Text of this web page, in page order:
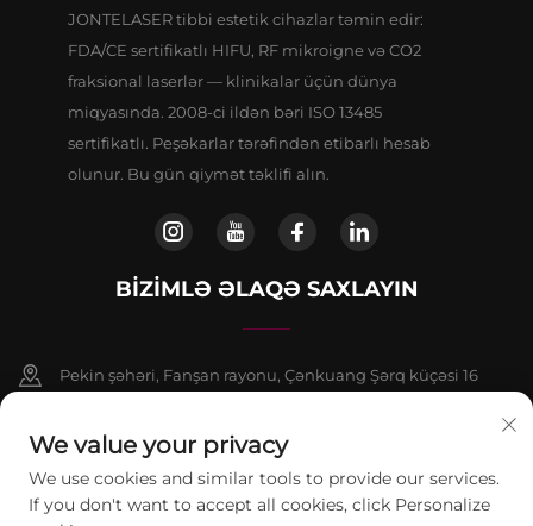
JONTELASER tibbi estetik cihazlar təmin edir:
FDA/CE sertifikatlı HIFU, RF mikroigne və CO2
fraksional laserlər — klinikalar üçün dünya
miqyasında. 2008-ci ildən bəri ISO 13485
sertifikatlı. Peşəkarlar tərəfindən etibarlı hesab
olunur. Bu gün qiymət təklifi alın.
BIZIMLƏ ƏLAQƏ SAXLAYIN
Pekin şəhəri, Fanşan rayonu, Çənkuang Şərq küçəsi 16
+86-13911459627
[email protected]
We value your privacy
We use cookies and similar tools to provide our services.
If you don't want to accept all cookies, click Personalize